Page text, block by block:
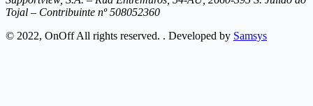
Tojal – Contribuinte nº 508052360
© 2022, OnOff All rights reserved. . Developed by Samsys